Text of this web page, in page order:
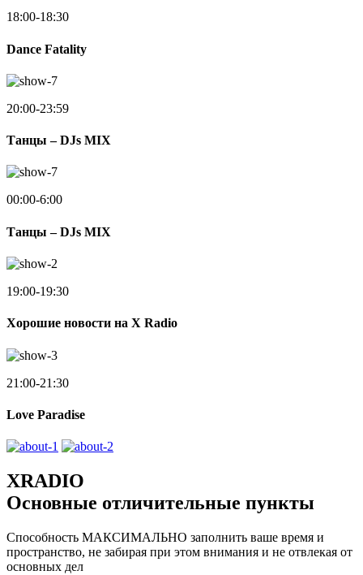
18:00-18:30
Dance Fatality
20:00-23:59
Танцы – DJs MIX
00:00-6:00
Танцы – DJs MIX
19:00-19:30
Хорошие новости на X Radio
21:00-21:30
Love Paradise
XRADIO
Основные отличительные пункты
Способность МАКСИМАЛЬНО заполнить ваше время и
пространство, не забирая при этом внимания и не отвлекая от
основных дел